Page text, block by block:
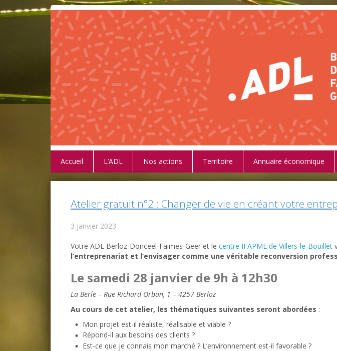
Accueil L’ADL Nos actions Territoire Annuaire économique
Atelier gratuit n°2 : Changer de vie en créant votre
3 janvier 2023
Votre ADL Berloz-Donceel-Faimes-Geer et le centre IFAPME de Villers-le-Bouillet
l’entreprenariat et l’envisager comme une véritable reconversion
Le samedi 28 janvier de 9h à 12h30
La Berle – Rue Richard Orban, 1 – 4257 Berloz
Au cours de cet atelier, les thématiques suivantes seront abordées :
Mon projet est-il réaliste, réalisable et viable ?
Répond-il aux besoins des clients ?
Est-ce que je connais mon marché ? L’environnement est-il favorable ?